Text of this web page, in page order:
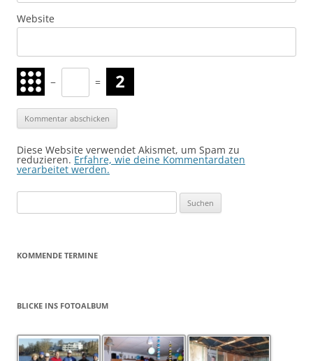
Website
− =
Diese Website verwendet Akismet, um Spam zu
reduzieren. Erfahre, wie deine Kommentardaten
verarbeitet werden.
nach:
KOMMENDE TERMINE
BLICKE INS FOTOALBUM